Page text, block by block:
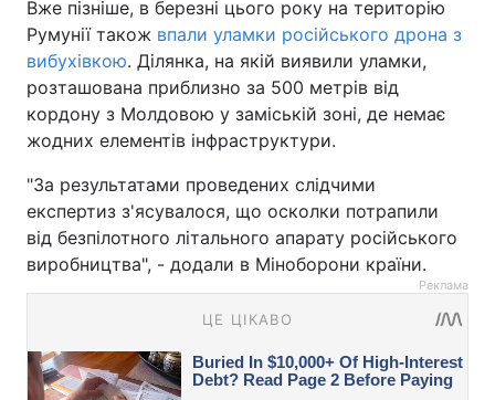
Вже пізніше, в березні цього року на територію
Румунії також впали уламки російського дрона з
вибухівкою. Ділянка, на якій виявили уламки,
розташована приблизно за 500 метрів від
кордону з Молдовою у заміській зоні, де немає
жодних елементів інфраструктури.
"За результатами проведених слідчими
експертиз з'ясувалося, що осколки потрапили
від безпілотного літального апарату російського
виробництва", - додали в Міноборони країни.
Реклама